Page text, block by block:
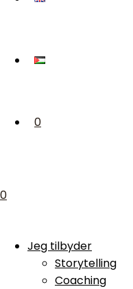
0
0
Jeg tilbyder
Storytelling
Coaching